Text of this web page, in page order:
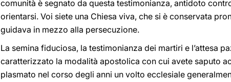
comunità è segnato da questa testimonianza, antidoto
orientarsi. Voi siete una Chiesa viva, che si è conservata
guidava in mezzo alla persecuzione.
La semina fiduciosa, la testimonianza dei martiri e l’attesa
caratterizzato la modalità apostolica con cui avete saputo
plasmato nel corso degli anni un volto ecclesiale